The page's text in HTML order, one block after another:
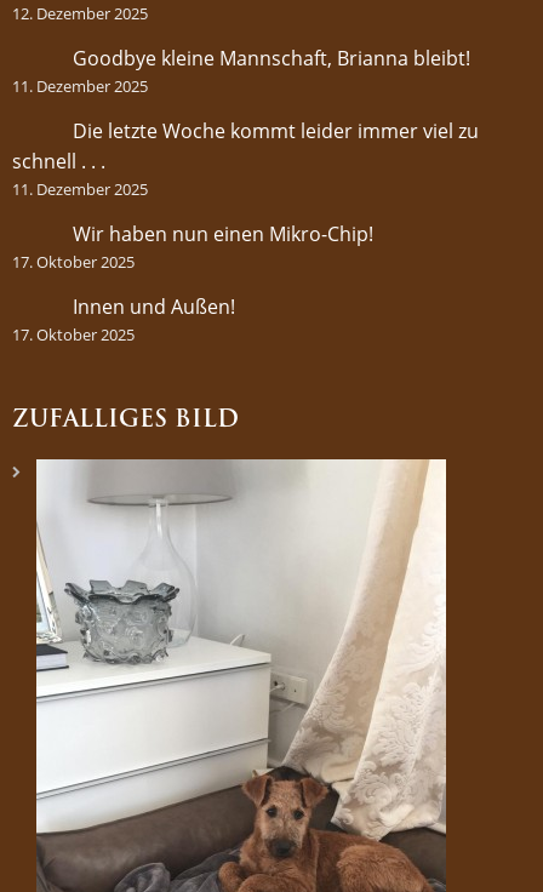
12. Dezember 2025
Goodbye kleine Mannschaft, Brianna bleibt!
11. Dezember 2025
Die letzte Woche kommt leider immer viel zu
schnell . . .
11. Dezember 2025
Wir haben nun einen Mikro-Chip!
17. Oktober 2025
Innen und Außen!
17. Oktober 2025
ZUFÄLLIGES BILD